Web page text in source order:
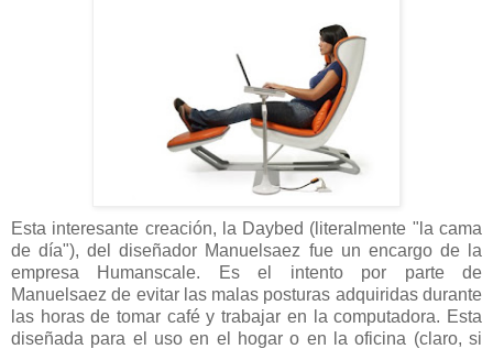
Esta interesante creación, la Daybed (literalmente "la cama
de día"), del diseñador Manuelsaez fue un encargo de la
empresa Humanscale. Es el intento por parte de
Manuelsaez de evitar las malas posturas adquiridas durante
las horas de tomar café y trabajar en la computadora. Esta
diseñada para el uso en el hogar o en la oficina (claro, si